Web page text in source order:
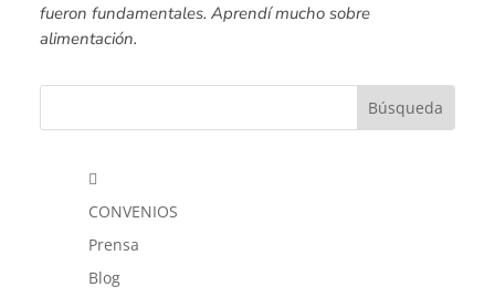
fueron fundamentales. Aprendí mucho sobre
alimentación.

CONVENIOS
Prensa
Blog